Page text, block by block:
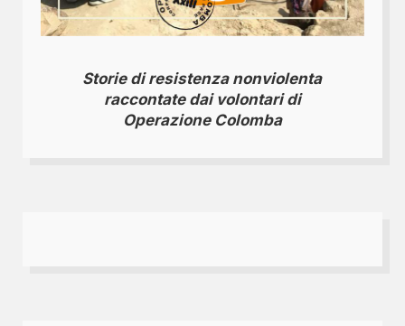
Storie di resistenza nonviolenta
raccontate dai volontari di
Operazione Colomba